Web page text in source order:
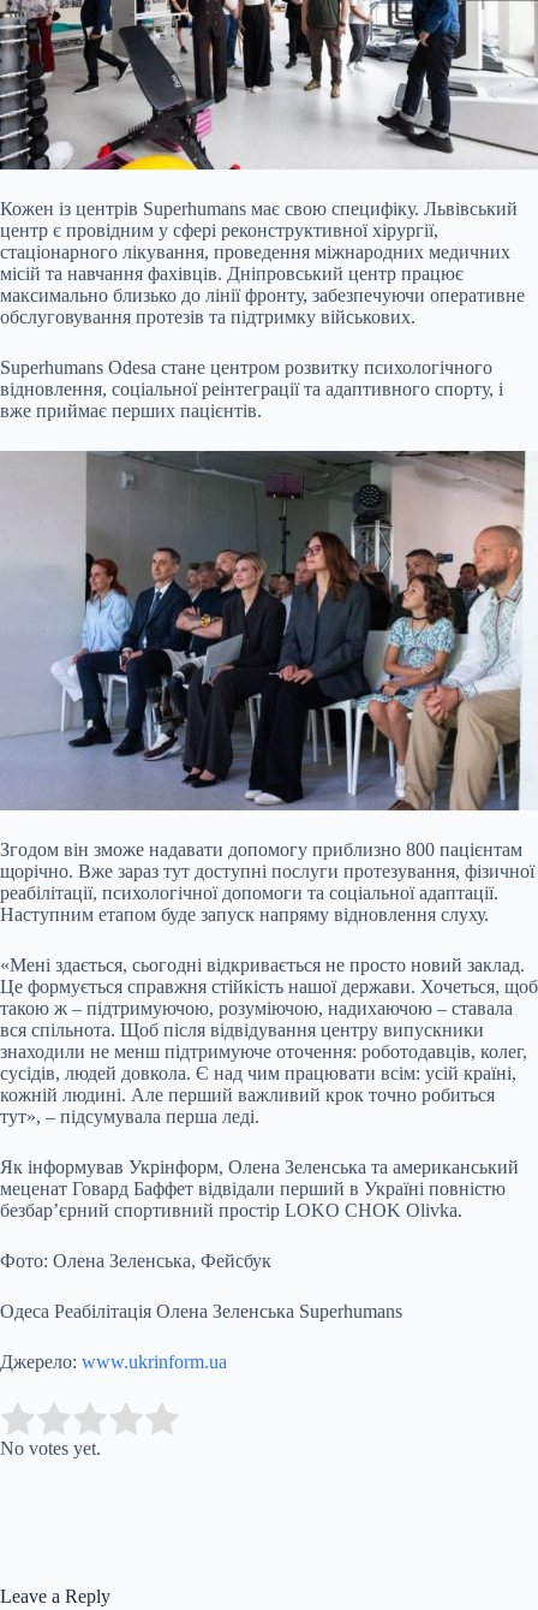
Кожен із центрів Superhumans має свою специфіку. Львівський
центр є провідним у сфері реконструктивної хірургії,
стаціонарного лікування, проведення міжнародних медичних
місій та навчання фахівців. Дніпровський центр працює
максимально близько до лінії фронту, забезпечуючи оперативне
обслуговування протезів та підтримку військових.
Superhumans Odesa стане центром розвитку психологічного
відновлення, соціальної реінтеграції та адаптивного спорту, і
вже приймає перших пацієнтів.
Згодом він зможе надавати допомогу приблизно 800 пацієнтам
щорічно. Вже зараз тут доступні послуги протезування, фізичної
реабілітації, психологічної допомоги та соціальної адаптації.
Наступним етапом буде запуск напряму відновлення слуху.
«Мені здається, сьогодні відкривається не просто новий заклад.
Це формується справжня стійкість нашої держави. Хочеться, щоб
такою ж – підтримуючою, розуміючою, надихаючою – ставала
вся спільнота. Щоб після відвідування центру випускники
знаходили не менш підтримуюче оточення: роботодавців, колег,
сусідів, людей довкола. Є над чим працювати всім: усій країні,
кожній людині. Але перший важливий крок точно робиться
тут», – підсумувала перша леді.
Як інформував Укрінформ, Олена Зеленська та американський
меценат Говард Баффет відвідали перший в Україні повністю
безбар’єрний спортивний простір LOKO CHOK Olivka.
Фото: Олена Зеленська, Фейсбук
Одеса Реабілітація Олена Зеленська Superhumans
Джерело: www.ukrinform.ua
Rate this item:
No votes yet.
Leave a Reply